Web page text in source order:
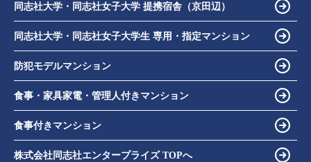
同志社大学・同志社女子大学 提携宿舎（京田辺）
同志社大学・同志社女子大学生 専用・指定マンション
防犯モデルマンション
食事・家具家電・管理人付きマンション
食事付きマンション
株式会社同志社エンタープライズ TOPへ